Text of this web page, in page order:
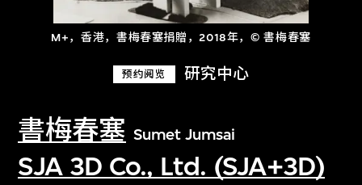
M+，香港，書梅春塞捐贈，2018年，© 書梅春塞
预约阅览 研究中心
書梅春塞 Sumet Jumsai
SJA 3D Co., Ltd. (SJA+3D)